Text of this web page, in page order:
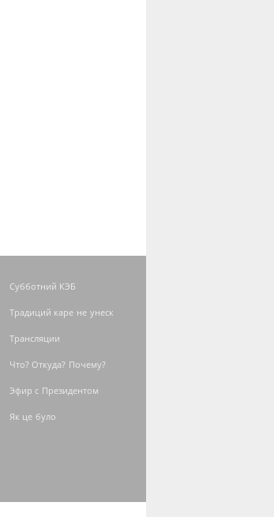
Субботний КЭБ
Традиций каре не унеск
Трансляции
Что? Откуда? Почему?
Эфир с Президентом
Як це було